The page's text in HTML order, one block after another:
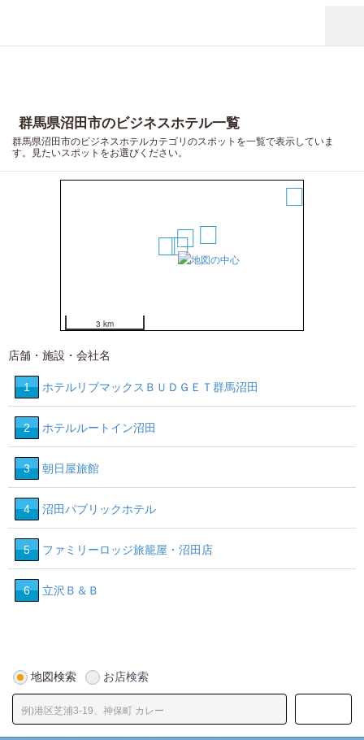
群馬県沼田市のビジネスホテル一覧
群馬県沼田市のビジネスホテルカテゴリのスポットを一覧で表示していま
す。見たいスポットをお選びください。
12
3 km
店舗・施設・会社名
1 ホテルリブマックスＢＵＤＧＥＴ群馬沼田
2 ホテルルートイン沼田
3 朝日屋旅館
4 沼田パブリックホテル
5 ファミリーロッジ旅籠屋・沼田店
6 立沢Ｂ＆Ｂ
地図検索 お店検索